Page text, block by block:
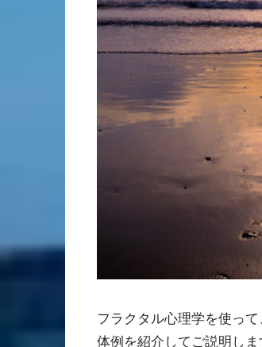
フラクタル心理学を使っ
体例を紹介してご説明し